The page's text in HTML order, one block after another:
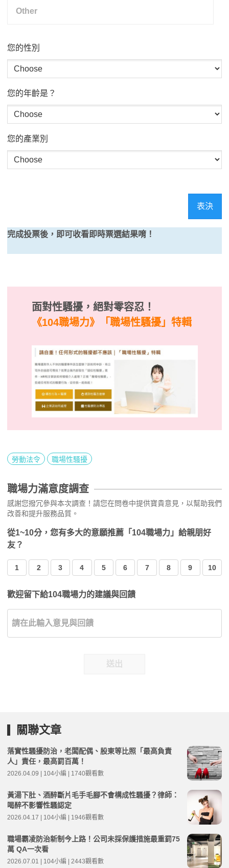
您的性別
您的年齡是？
您的產業別
表決
完成投票後，即可收看即時票選結果唷！
面對性騷擾，絕對零容忍！
《104職場力》
「職場性騷擾」特輯
勞動法令 職場性騷擾
職場力滿意度調查
感謝您撥冗參與本次調查！請您在問卷中提供寶貴意見，以幫助我們
改善和提升服務品質。
從1~10分，您有多大的意願推薦「104職場力」給親朋好
友？
1 2 3 4 5 6 7 8 9 10
歡迎留下給104職場力的建議與回饋
送出
關聯文章
落實性騷擾防治，老闆配偶、股東等比照「最高負責
人」責任，最高罰百萬！
2026.04.09 | 104小編 | 1740觀看數
黃湯下肚、酒醉斷片毛手毛腳不會構成性騷擾？律師：
喝醉不影響性騷認定
2026.04.17 | 104小編 | 1946觀看數
職場霸凌防治新制今上路！公司未採保護措施最重罰75
萬 QA一次看
2026.07.01 | 104小編 | 2443觀看數